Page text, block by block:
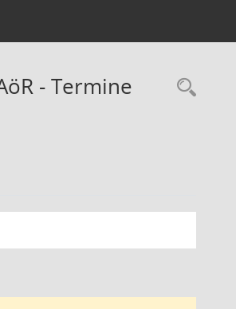
- Termine